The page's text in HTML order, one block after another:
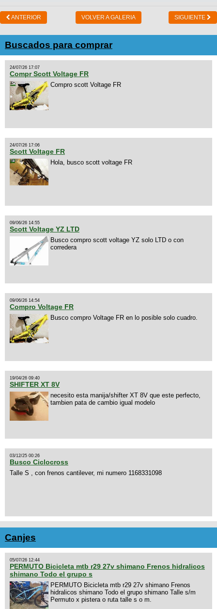
ANTERIOR VOLVER A GALERIA SIGUIENTE
Buscados para comprar
24/07/26 17:07
Compr Scott Voltage FR
Compro scott Voltage FR
24/07/26 17:06
Scott Voltage FR
Hola, busco scott voltage FR
09/06/26 14:55
Scott Voltage YZ LTD
Busco compro scott voltage YZ solo LTD o con
corredera
09/06/26 14:54
Compro Voltage FR
Busco compro Voltage FR en lo posible solo cuadro.
19/04/26 09:40
SHIFTER XT 8V
necesito esta manija/shifter XT 8V que este perfecto,
tambien pata de cambio igual modelo
03/12/25 00:26
Busco Ciclocross
Talle S , con frenos cantilever, mi numero 1168331098
Canjes
05/07/26 12:44
PERMUTO Bicicleta mtb r29 27v shimano Frenos hidralicos
shimano Todo el grupo s
PERMUTO Bicicleta mtb r29 27v shimano Frenos
hidralicos shimano Todo el grupo shimano Talle s/m
Permuto x pistera o ruta talle s o m.